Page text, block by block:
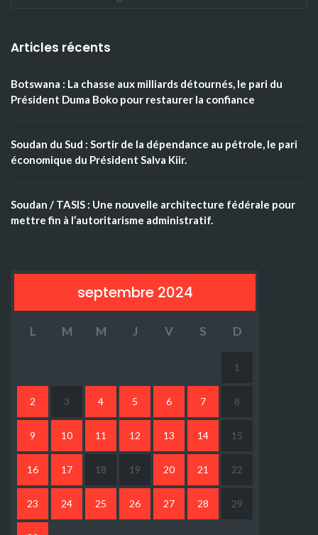
Articles récents
Botswana : La chasse aux milliards détournés, le pari du
Président Duma Boko pour restaurer la confiance
Soudan du Sud : Sortir de la dépendance au pétrole, le pari
économique du Président Salva Kiir.
Soudan / TASIS : Une nouvelle architecture fédérale pour
mettre fin à l’autoritarisme administratif.
septembre 2024
L M M J V S D
1
2 3 4 5 6 7 8
9 10 11 12 13 14 15
16 17 18 19 20 21 22
23 24 25 26 27 28 29